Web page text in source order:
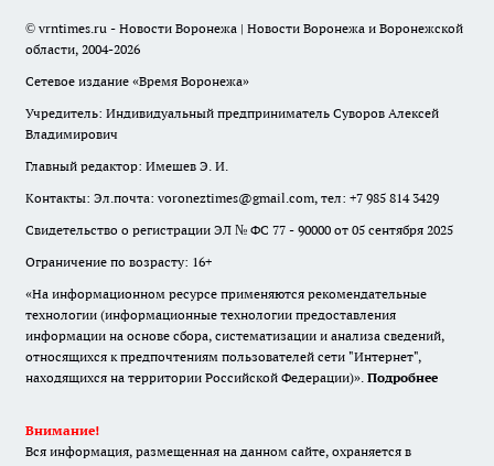
© vrntimes.ru - Новости Воронежа | Новости Воронежа и Воронежской
области, 2004-2026
Сетевое издание «Время Воронежа»
Учредитель: Индивидуальный предприниматель Суворов Алексей
Владимирович
Главный редактор: Имешев Э. И.
Контакты: Эл.почта: voroneztimes@gmail.com, тел: +7 985 814 3429
Свидетельство о регистрации ЭЛ № ФС 77 - 90000 от 05 сентября 2025
Ограничение по возрасту: 16+
«На информационном ресурсе применяются рекомендательные
технологии (информационные технологии предоставления
информации на основе сбора, систематизации и анализа сведений,
относящихся к предпочтениям пользователей сети "Интернет",
находящихся на территории Российской Федерации)». Подробнее
Внимание!
Вся информация, размещенная на данном сайте, охраняется в